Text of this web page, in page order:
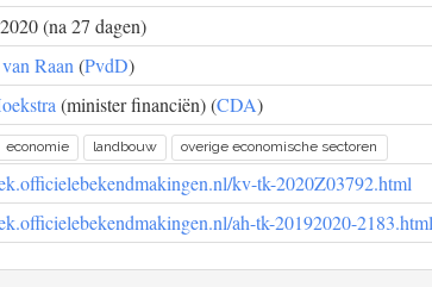
(na 27 dagen)
Raan (PvdD)
(minister financiën) (CDA)
economie landbouw overige economische sectoren
kv-tk-2020Z03792.html
ah-tk-20192020-2183.html